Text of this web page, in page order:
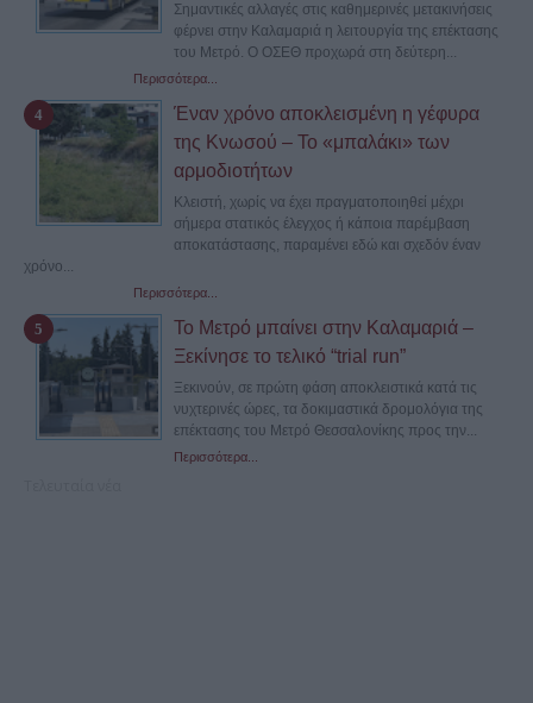
Σημαντικές αλλαγές στις καθημερινές μετακινήσεις
φέρνει στην Καλαμαριά η λειτουργία της επέκτασης
του Μετρό. Ο ΟΣΕΘ προχωρά στη δεύτερη...
Περισσότερα...
Έναν χρόνο αποκλεισμένη η γέφυρα
της Κνωσού – Το «μπαλάκι» των
αρμοδιοτήτων
Κλειστή, χωρίς να έχει πραγματοποιηθεί μέχρι
σήμερα στατικός έλεγχος ή κάποια παρέμβαση
αποκατάστασης, παραμένει εδώ και σχεδόν έναν
χρόνο...
Περισσότερα...
Το Μετρό μπαίνει στην Καλαμαριά –
Ξεκίνησε το τελικό “trial run”
Ξεκινούν, σε πρώτη φάση αποκλειστικά κατά τις
νυχτερινές ώρες, τα δοκιμαστικά δρομολόγια της
επέκτασης του Μετρό Θεσσαλονίκης προς την...
Περισσότερα...